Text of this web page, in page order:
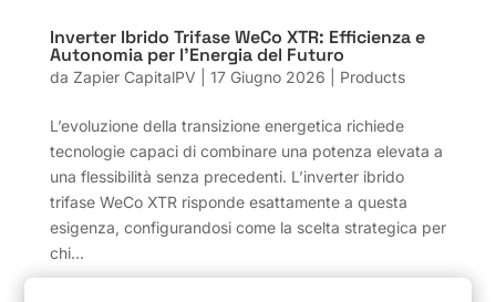
Inverter Ibrido Trifase WeCo XTR: Efficienza e
Autonomia per l’Energia del Futuro
da Zapier CapitalPV 17 Giugno 2026 Products
L’evoluzione della transizione energetica richiede
tecnologie capaci di combinare una potenza elevata a
una flessibilità senza precedenti. L’inverter ibrido
trifase WeCo XTR risponde esattamente a questa
esigenza, configurandosi come la scelta strategica per
chi...